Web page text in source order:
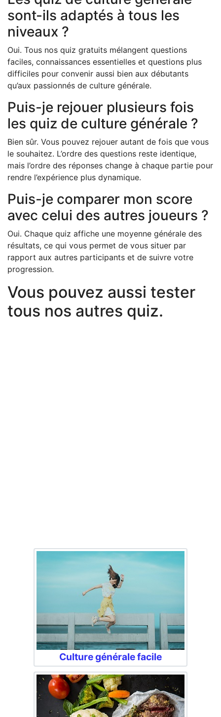
sont-ils adaptés à tous les
niveaux ?
Oui. Tous nos quiz gratuits mélangent questions
faciles, connaissances essentielles et questions plus
difficiles pour convenir aussi bien aux débutants
qu’aux passionnés de culture générale.
Puis-je rejouer plusieurs fois
les quiz de culture générale ?
Bien sûr. Vous pouvez rejouer autant de fois que vous
le souhaitez. L’ordre des questions reste identique,
mais l’ordre des réponses change à chaque partie pour
rendre l’expérience plus dynamique.
Puis-je comparer mon score
avec celui des autres joueurs ?
Oui. Chaque quiz affiche une moyenne générale des
résultats, ce qui vous permet de vous situer par
rapport aux autres participants et de suivre votre
progression.
Vous pouvez aussi tester
tous nos autres quiz.
Culture générale facile